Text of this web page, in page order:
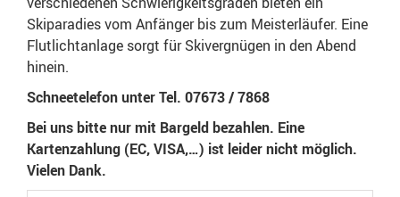
Skiparadies vom Anfänger bis zum Meisterläufer. Eine
Flutlichtanlage sorgt für Skivergnügen in den Abend
hinein.
Schneetelefon unter Tel. 07673 / 7868
Bei uns bitte nur mit Bargeld bezahlen. Eine
Kartenzahlung (EC, VISA,…) ist leider nicht möglich.
Vielen Dank.